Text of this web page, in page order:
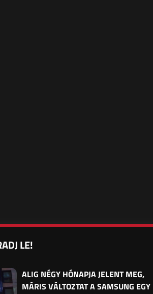
LE!
ALIG NÉGY HÓNAPJA JELENT MEG,
MÁRIS VÁLTOZTAT A SAMSUNG EGY